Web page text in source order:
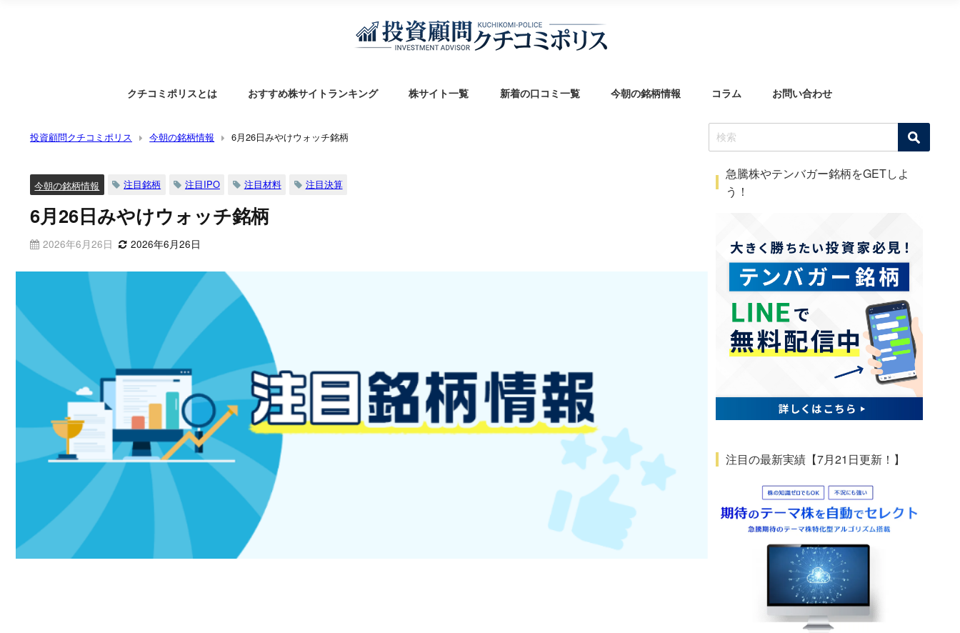
クチコミポリスとは おすすめ株サイトランキング 株サイト一覧 新着の口コミ一覧 今朝の銘柄情報 コラム お問い合わせ
投資顧問クチコミポリス 今朝の銘柄情報 6月26日みやけウォッチ銘柄
今朝の銘柄情報 注目銘柄 注目IPO 注目材料 注目決算
6月26日みやけウォッチ銘柄
2026年6月26日 2026年6月26日
急騰株やテンバガー銘柄をGETしよ
う！
注目の最新実績【7月21日更新！】